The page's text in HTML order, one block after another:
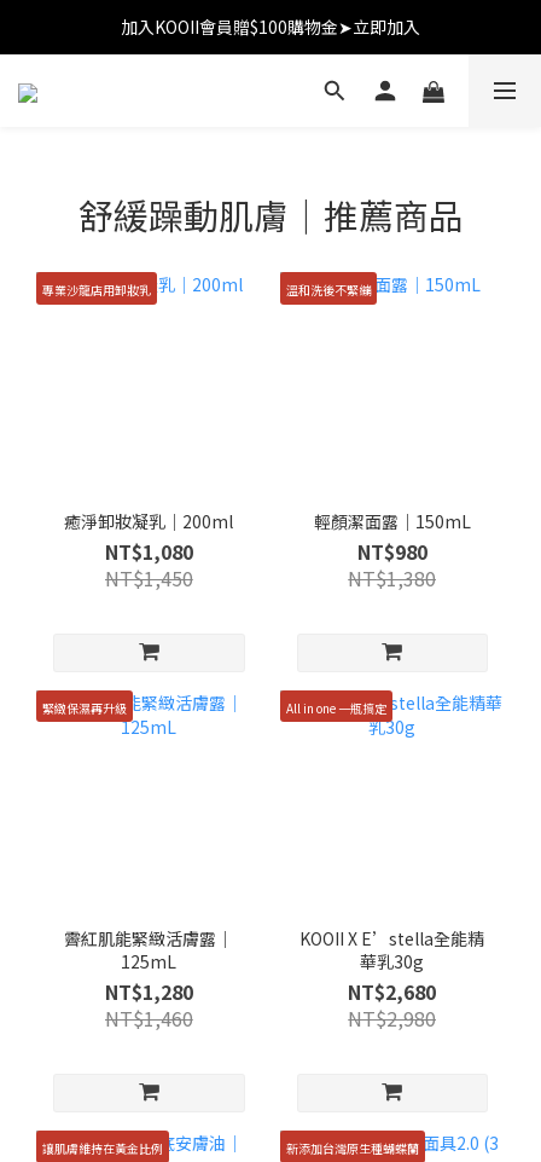
加入KOOII會員贈$100購物金➤立即加入
加入KOOII會員贈$100購物金➤立即加入
全館$3,000免運
舒緩躁動肌膚｜推薦商品
專業沙龍店用卸妝乳
癒淨卸妝凝乳｜200ml
NT$1,080
NT$1,450
溫和洗後不緊繃
輕顏潔面露｜150mL
NT$980
NT$1,380
緊緻保濕再升級
霽紅肌能緊緻活膚露｜
125mL
NT$1,280
NT$1,460
All in one 一瓶搞定
KOOII X E’stella全能精
華乳30g
NT$2,680
NT$2,980
讓肌膚維持在黃金比例 新添加台灣原生種蝴蝶蘭